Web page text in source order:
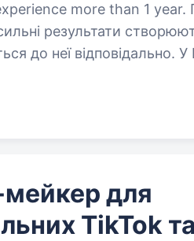
than 1 year. Привіт, наш майбутній колего
результати
до неї
для
TikTok